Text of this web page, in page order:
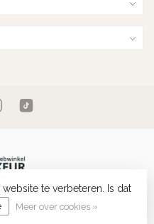
- Powered byLightspeed -
Dyvelopment
te verbeteren. Is dat
Meer over cookies »